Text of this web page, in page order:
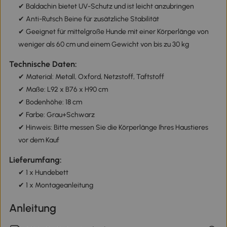
✔ Baldachin bietet UV-Schutz und ist leicht anzubringen
✔ Anti-Rutsch Beine für zusätzliche Stabilität
✔ Geeignet für mittelgroße Hunde mit einer Körperlänge von
weniger als 60 cm und einem Gewicht von bis zu 30 kg
Technische Daten:
✔ Material: Metall, Oxford, Netzstoff, Taftstoff
✔ Maße: L92 x B76 x H90 cm
✔ Bodenhöhe: 18 cm
✔ Farbe: Grau+Schwarz
✔ Hinweis: Bitte messen Sie die Körperlänge Ihres Haustieres
vor dem Kauf
Lieferumfang:
✔ 1 x Hundebett
✔ 1 x Montageanleitung
Anleitung